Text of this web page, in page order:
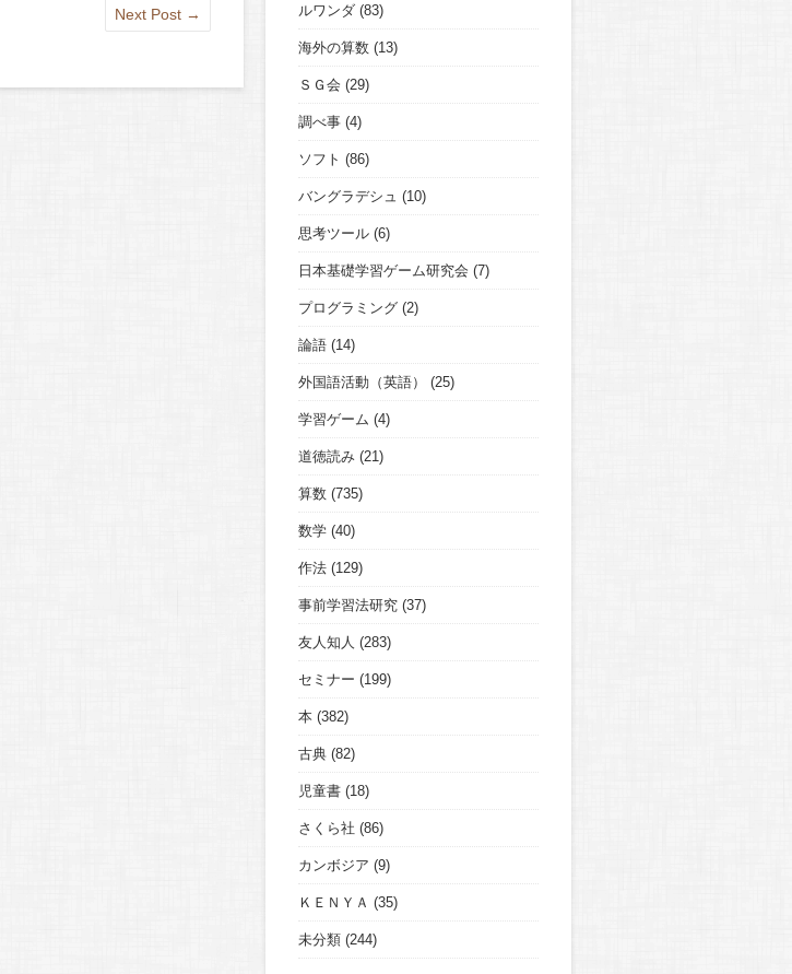
Next Post → ルワンダ (83)
海外の算数 (13)
ＳＧ会 (29)
調べ事 (4)
ソフト (86)
バングラデシュ (10)
思考ツール (6)
日本基礎学習ゲーム研究会 (7)
プログラミング (2)
論語 (14)
外国語活動（英語） (25)
学習ゲーム (4)
道徳読み (21)
算数 (735)
数学 (40)
作法 (129)
事前学習法研究 (37)
友人知人 (283)
セミナー (199)
本 (382)
古典 (82)
児童書 (18)
さくら社 (86)
カンボジア (9)
ＫＥＮＹＡ (35)
未分類 (244)